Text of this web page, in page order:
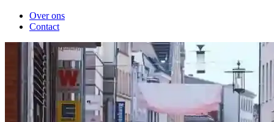
Over ons
Contact